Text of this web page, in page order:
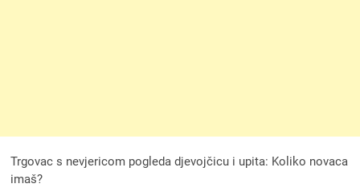
Trgovac s nevjericom pogleda djevojčicu i upita: Koliko novaca
imaš?